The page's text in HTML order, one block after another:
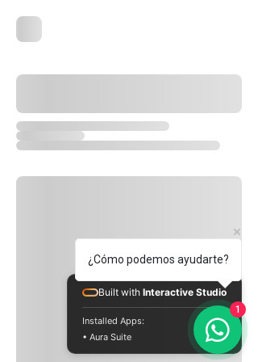
¿Cómo podemos ayudarte?
1
Built with Interactive Studio
Installed Apps:
• Aura Suite